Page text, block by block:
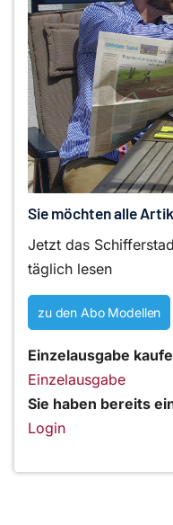
Sie möchten alle
Jetzt das
täglich lesen
zu den Abo Modellen
Einzelausgabe
Einzelausgabe
Sie haben bereits
Login